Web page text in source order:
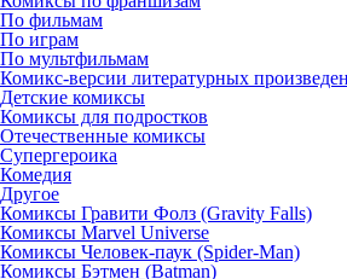
По фильмам
По играм
По мультфильмам
Комикс-версии литературных
Детские комиксы
Комиксы для подростков
Отечественные комиксы
Супергероика
Комедия
Другое
Комиксы Гравити Фолз (Gravity Falls)
Комиксы Marvel Universe
Комиксы Человек-паук (Spider-Man)
Комиксы Бэтмен (Batman)